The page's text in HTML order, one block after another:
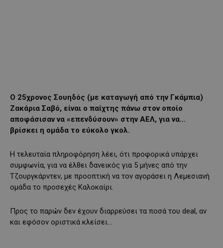
Ο 25χρονος Σουηδός (με καταγωγή από την Γκάμπια)
Ζακάρια Σαβό, είναι ο παίχτης πάνω στον οποίο
αποφάσισαν να «επενδύσουν» στην ΑΕΛ, για να…
βρίσκει η ομάδα το εύκολο γκολ.
Η τελευταία πληροφόρηση λέει, ότι προφορικά υπάρχει
συμφωνία, για να έλθει δανεικός για 5 μήνες από την
Τζουργκάρντεν, με προοπτική να τον αγοράσει η Λεμεσιανή
ομάδα το προσεχές Καλοκαίρι.
Προς το παρών δεν έχουν διαρρεύσει τα ποσά του deal, αν
και εφόσον οριστικά κλείσει…